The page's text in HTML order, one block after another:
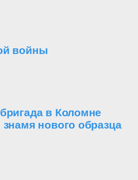
войны
в Коломне
нового образца